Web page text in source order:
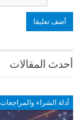
أحدث المقالات
أدلة الشراء والمراجعات